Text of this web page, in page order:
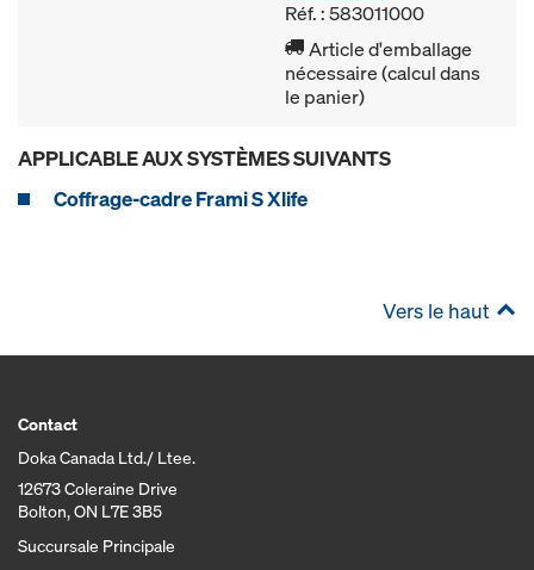
Réf. : 583011000
Article d'emballage
nécessaire (calcul dans
le panier)
APPLICABLE AUX SYSTÈMES SUIVANTS
Coffrage-cadre Frami S Xlife
Vers le haut
Contact
Doka Canada Ltd./ Ltee.
12673 Coleraine Drive
Bolton, ON L7E 3B5
Succursale Principale